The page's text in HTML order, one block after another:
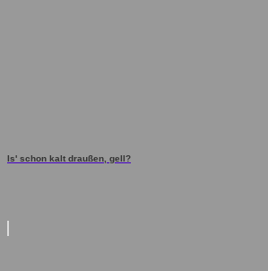
Is' schon kalt draußen, gell?